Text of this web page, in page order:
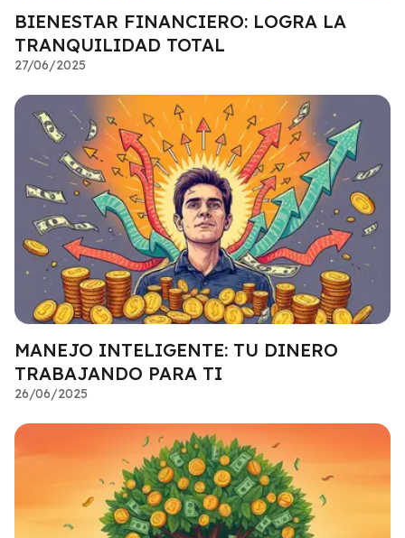
BIENESTAR FINANCIERO: LOGRA LA
TRANQUILIDAD TOTAL
27/06/2025
MANEJO INTELIGENTE: TU DINERO
TRABAJANDO PARA TI
26/06/2025